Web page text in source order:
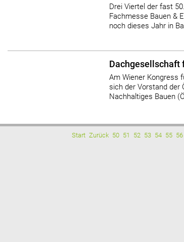
Drei Viertel der fast
Fachmesse Bauen &
noch dieses Jahr in
Dachgesellschaft
Am Wiener Kongress
sich der Vorstand der
Nachhaltiges Bauen
Start Zurück 50 51 52 53 54 55 56